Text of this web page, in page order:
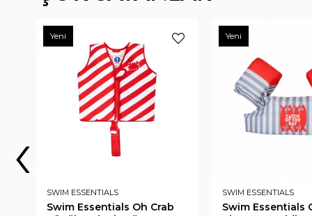
SWIM ESSENTIALS
Swim Essentials Catch Of
Yeni
NEEDOH
Fukaisu Butter
Yeni
‹